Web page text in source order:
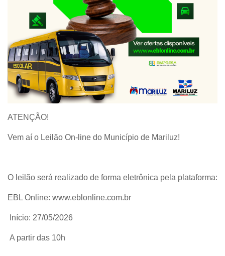
ATENÇÃO!
Vem aí o Leilão On-line do Município de Mariluz!
O leilão será realizado de forma eletrônica pela plataforma:
EBL Online: www.eblonline.com.br
Início: 27/05/2026
A partir das 10h